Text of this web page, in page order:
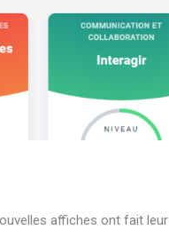
affiches ont fait